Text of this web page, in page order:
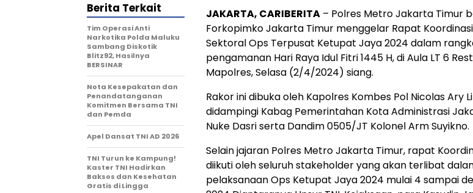
JAKARTA, CARIBERITA – Polres Metro Jakarta Timur
Forkopimko Jakarta Timur menggelar Rapat
Sektoral Ops Terpusat Ketupat Jaya 2024 dalam
pengamanan Hari Raya Idul Fitri 1445 H, di Aula LT 6
Mapolres, Selasa (2/4/2024) siang.
Rakor ini dibuka oleh Kapolres Kombes Pol Nicolas Ary
didampingi Kabag Pemerintahan Kota Administrasi
Nuke Dasri serta Dandim 0505/JT Kolonel Arm Suyikno.
Selain jajaran Polres Metro Jakarta Timur, rapat
diikuti oleh seluruh stakeholder yang akan terlibat
pelaksanaan Ops Ketupat Jaya 2024 mulai 4 sampai
Berita Terkait
Tim Operasi Anti
Narkotika Polda Maluku
Sambang Diskotik
Blitz92, Hasilnya
BERSINAR
Nota Kesepakatan dan
Penandatanganan
Komitmen Bersama TNI
dan Pemda
Apel Dansat TNI AD 2026
TNI Turun ke Kampung!
Kaster TNI Hadirkan
Baksos dan Kesehatan
Gratis di Lingga